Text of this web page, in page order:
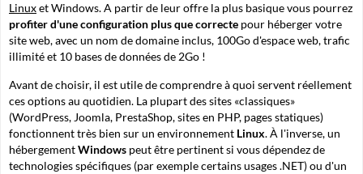
Linuxet Windows. A partir de leur offre la plus basique vous pourrez
profiter d'une configuration plus que correcte pour héberger votre
site web, avec un nom de domaine inclus, 100Go d'espace web, trafic
illimité et 10 bases de données de 2Go !
Avant de choisir, il est utile de comprendre à quoi servent réellement
ces options au quotidien. La plupart des sites «classiques»
(WordPress, Joomla, PrestaShop, sites en PHP, pages statiques)
fonctionnent très bien sur un environnement Linux. À l'inverse, un
hébergementWindows peut être pertinent si vous dépendez de
technologies spécifiques (par exemple certains usages .NET) ou d'un